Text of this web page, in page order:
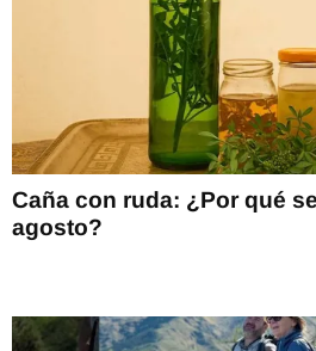
Caña con ruda: ¿Por qué
agosto?